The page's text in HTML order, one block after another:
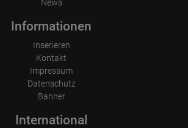
News
Informationen
Inserieren
Kontakt
Impressum
Datenschutz
Banner
International